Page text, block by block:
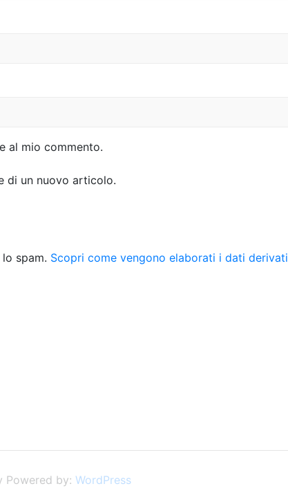
al mio commento.
di un nuovo articolo.
spam. Scopri come vengono elaborati i dati derivati
Powered by: WordPress